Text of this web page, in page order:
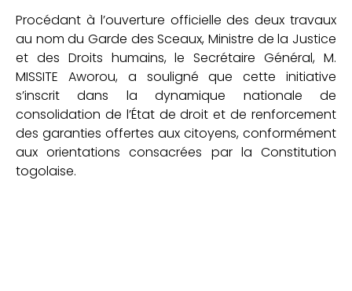
Procédant à l’ouverture officielle des deux travaux
au nom du Garde des Sceaux, Ministre de la Justice
et des Droits humains, le Secrétaire Général, M.
MISSITE Aworou, a souligné que cette initiative
s’inscrit dans la dynamique nationale de
consolidation de l’État de droit et de renforcement
des garanties offertes aux citoyens, conformément
aux orientations consacrées par la Constitution
togolaise.